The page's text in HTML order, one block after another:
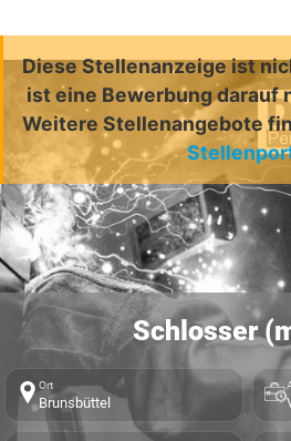
Diese Stellenanzeige ist
ist eine Bewerbung darauf
Weitere Stellenangebote
Schlosser
Ort
Brunsbüttel